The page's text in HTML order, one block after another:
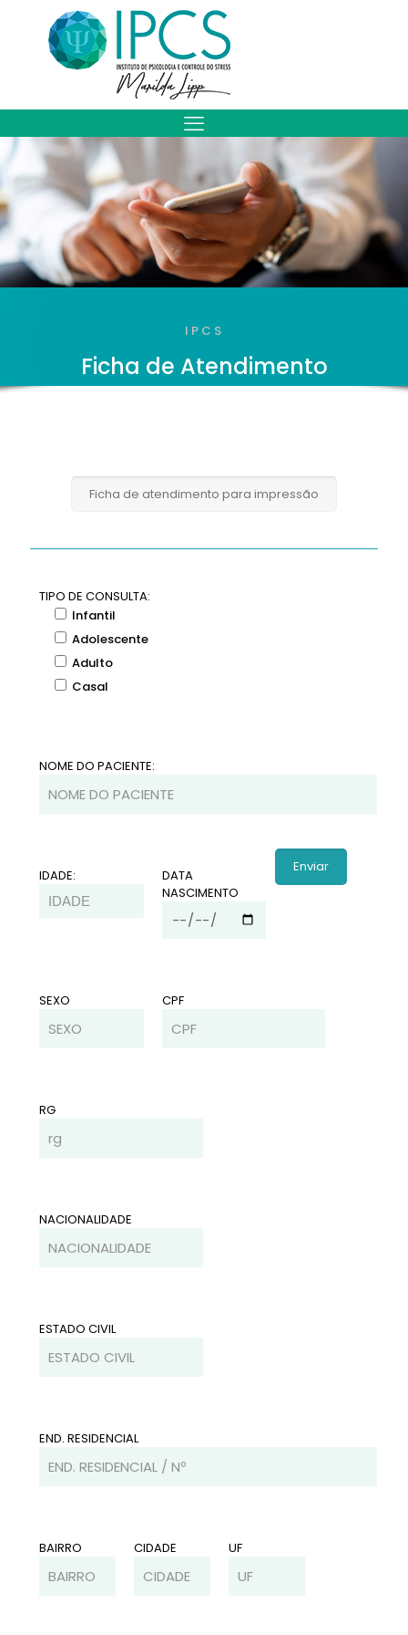
IPCS
Ficha de Atendimento
Ficha de atendimento para impressão
TIPO DE CONSULTA:
Infantil
Adolescente
Adulto
Casal
NOME DO PACIENTE:
IDADE:
DATA
NASCIMENTO
SEXO CPF
RG
NACIONALIDADE
ESTADO CIVIL
END. RESIDENCIAL
BAIRRO CIDADE UF